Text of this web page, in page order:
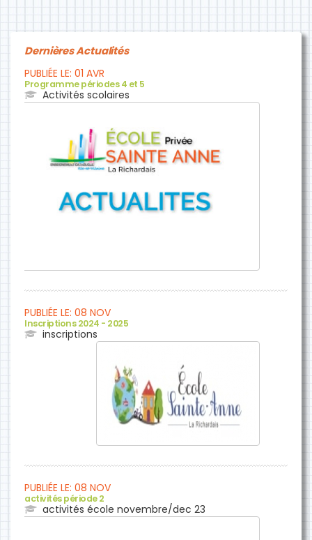
Dernières Actualités
PUBLIÉE LE: 01 AVR
Programme périodes 4 et 5
Activités scolaires
PUBLIÉE LE: 08 NOV
Inscriptions 2024 - 2025
inscriptions
PUBLIÉE LE: 08 NOV
activités période 2
activités école novembre/dec 23